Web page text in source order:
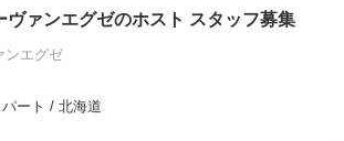
ァンエグゼのホスト スタッフ募集
ンエグゼ
ート / 北海道